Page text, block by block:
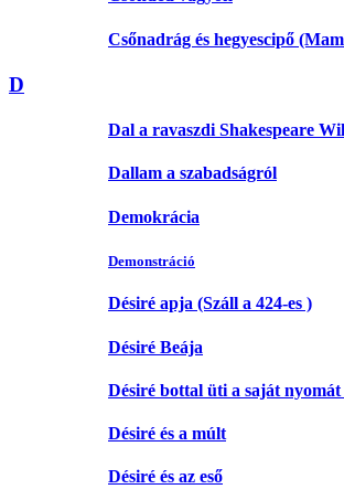
Csőnadrág és hegyescipő
D
Dal a ravaszdi Shakespeare
Dallam a szabadságról
Demokrácia
Demonstráció
Désiré apja (Száll a 424-es )
Désiré Beája
Désiré bottal üti a saját
Désiré és a múlt
Désiré és az eső